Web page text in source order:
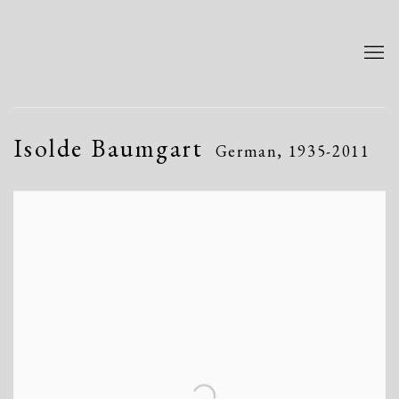
Isolde Baumgart German, 1935-2011